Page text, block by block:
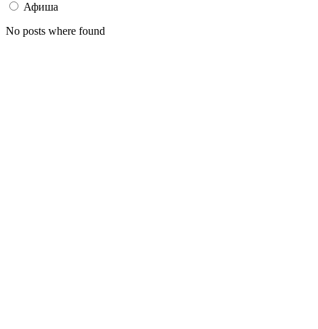
Афиша
No posts where found